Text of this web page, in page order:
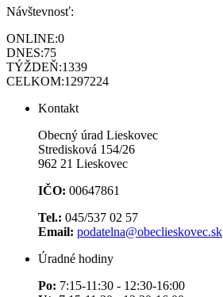
Návštevnosť:
ONLINE:0
DNES:75
TÝŽDEŇ:1339
CELKOM:1297224
Kontakt
Obecný úrad Lieskovec
Stredisková 154/26
962 21 Lieskovec
IČO: 00647861
Tel.: 045/537 02 57
Email: podatelna@obeclieskovec.sk
Úradné hodiny
Po: 7:15-11:30 - 12:30-16:00